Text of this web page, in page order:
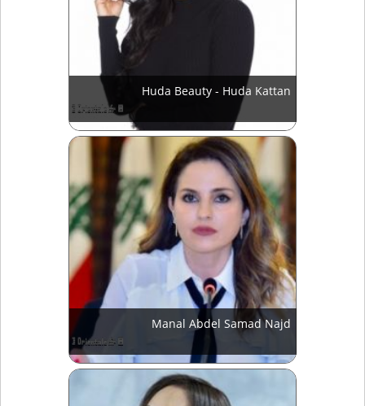
Huda Beauty - Huda Kattan
Manal Abdel Samad Najd